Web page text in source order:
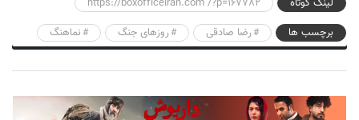
برچسب ها
رضا صادقی روزهای جنگ نماهنگ